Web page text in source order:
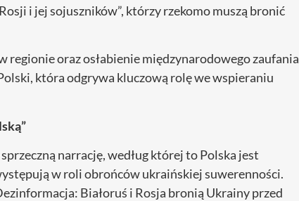
i jej sojuszników”, którzy rzekomo muszą bronić
regionie oraz osłabienie międzynarodowego zaufania
która odgrywa kluczową rolę we wspieraniu
narrację, według której to Polska jest
w roli obrońców ukraińskiej suwerenności.
Białoruś i Rosja bronią Ukrainy przed